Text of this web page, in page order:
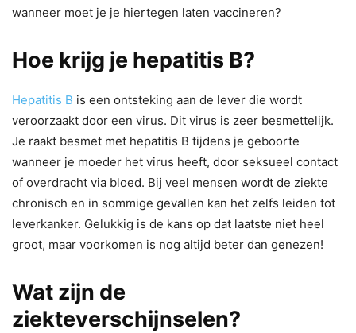
wanneer moet je je hiertegen laten vaccineren?
Hoe krijg je hepatitis B?
Hepatitis B is een ontsteking aan de lever die wordt
veroorzaakt door een virus. Dit virus is zeer besmettelijk.
Je raakt besmet met hepatitis B tijdens je geboorte
wanneer je moeder het virus heeft, door seksueel contact
of overdracht via bloed. Bij veel mensen wordt de ziekte
chronisch en in sommige gevallen kan het zelfs leiden tot
leverkanker. Gelukkig is de kans op dat laatste niet heel
groot, maar voorkomen is nog altijd beter dan genezen!
Wat zijn de
ziekteverschijnselen?